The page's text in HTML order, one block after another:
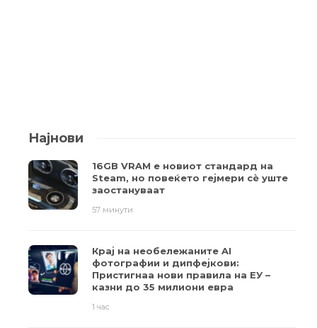
Најнови
16GB VRAM е новиот стандард на
Steam, но повеќето гејмери ​​сè уште
заостануваат
57 минути
Крај на необележаните AI
фотографии и дипфејкови:
Пристигнаа нови правила на ЕУ –
казни до 35 милиони евра
1 час